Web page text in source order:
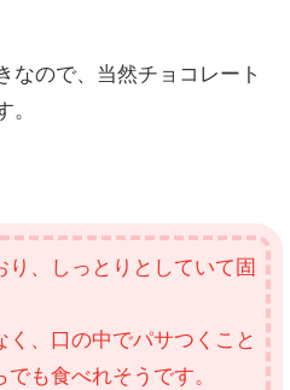
なので、当然チョコレート
。
、しっとりとしていて固
、口の中でパサつくこと
も食べれそうです。